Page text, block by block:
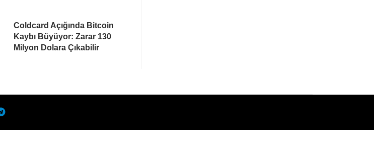
Coldcard Açığında Bitcoin
Kaybı Büyüyor: Zarar 130
Milyon Dolara Çıkabilir